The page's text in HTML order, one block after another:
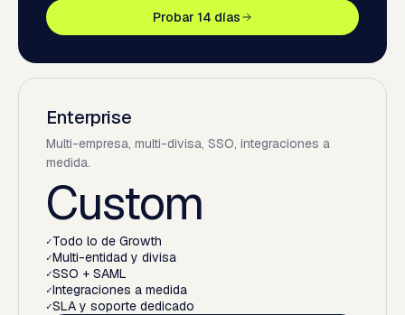
Probar 14 días
Enterprise
Multi-empresa, multi-divisa, SSO, integraciones a
medida.
Custom
✓Todo lo de Growth
✓Multi-entidad y divisa
✓SSO + SAML
✓Integraciones a medida
✓SLA y soporte dedicado